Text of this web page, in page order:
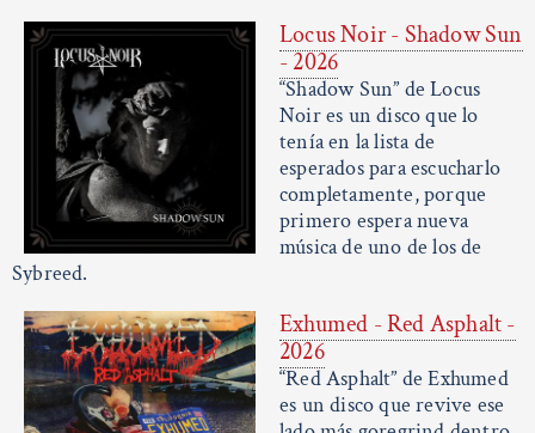
Locus Noir - Shadow Sun
- 2026
“Shadow Sun” de Locus
Noir es un disco que lo
tenía en la lista de
esperados para escucharlo
completamente, porque
primero espera nueva
música de uno de los de
Sybreed.
Exhumed - Red Asphalt -
2026
“Red Asphalt” de Exhumed
es un disco que revive ese